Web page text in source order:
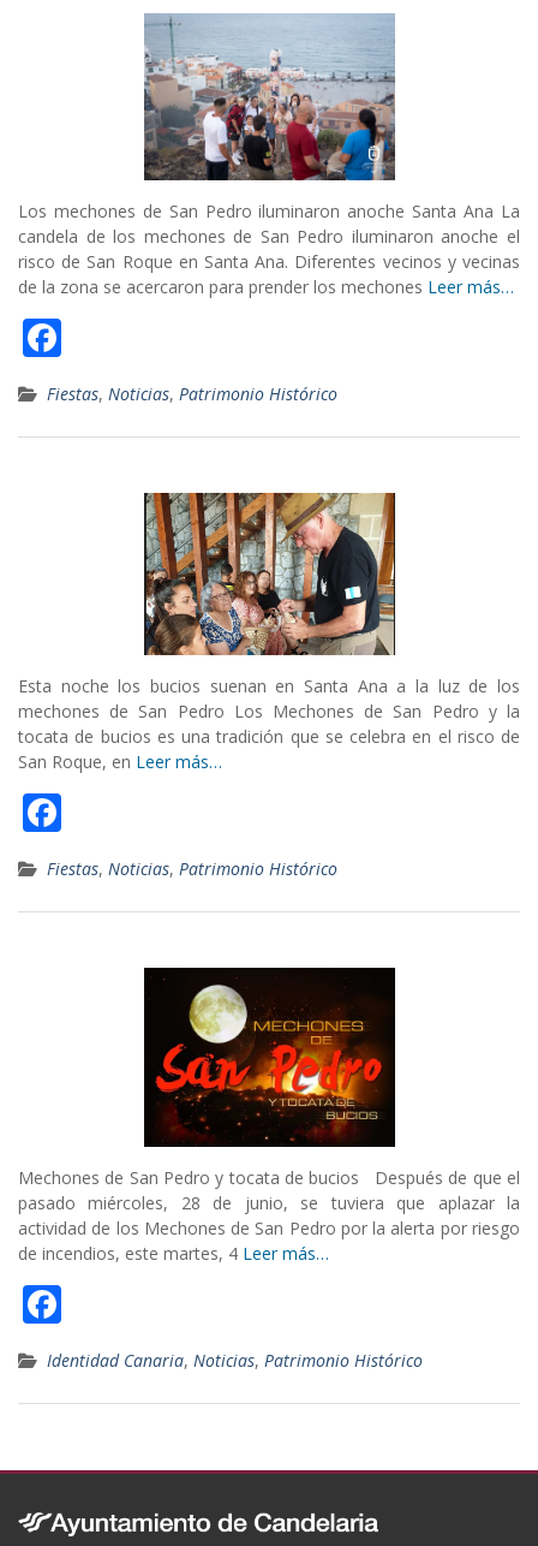
Los mechones de San Pedro iluminaron anoche Santa Ana La
candela de los mechones de San Pedro iluminaron anoche el
risco de San Roque en Santa Ana. Diferentes vecinos y vecinas
de la zona se acercaron para prender los mechones Leer más…
ac
e
b
Fiestas, Noticias, Patrimonio Histórico
Esta noche los bucios suenan en Santa Ana a la luz de los
mechones de San Pedro Los Mechones de San Pedro y la
tocata de bucios es una tradición que se celebra en el risco de
San Roque, en Leer más…
ac
e
b
Fiestas, Noticias, Patrimonio Histórico
Mechones de San Pedro y tocata de bucios Después de que el
pasado miércoles, 28 de junio, se tuviera que aplazar la
actividad de los Mechones de San Pedro por la alerta por riesgo
de incendios, este martes, 4 Leer más…
ac
e
b
o
k
Identidad Canaria, Noticias, Patrimonio Histórico